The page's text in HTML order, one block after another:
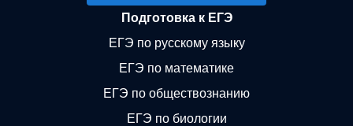
Подготовка к ЕГЭ
ЕГЭ по русскому языку
ЕГЭ по математике
ЕГЭ по обществознанию
ЕГЭ по биологии